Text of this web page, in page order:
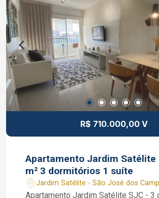
R$ 710.000,00 V
Apartamento Jardim Satélite
m² 3 dormitórios 1 suíte
Jardim Satélite - São José dos
Apartamento Jardim Satélite SJC - 3 dormitórios